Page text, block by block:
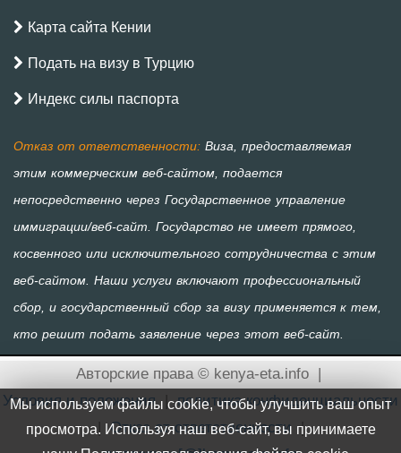
Карта сайта Кении
Подать на визу в Турцию
Индекс силы паспорта
Авторские права © kenya-eta.info
|
Условия и положения | политика конфиденциальности
|
Отказ от ответственности |
Мы используем файлы cookie, чтобы улучшить ваш опыт
просмотра. Используя наш веб-сайт, вы принимаете